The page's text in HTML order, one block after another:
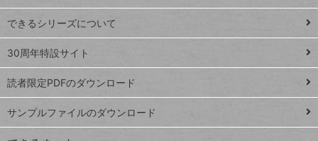
ド
Google
スプレ
ッドシ
ート
iPhone
VLOOKUP
ト
ッ
プ
ペ
ジ
できるシリーズについて
30周年特設サイト
読者限定PDFのダウンロード
サンプルファイルのダウンロード